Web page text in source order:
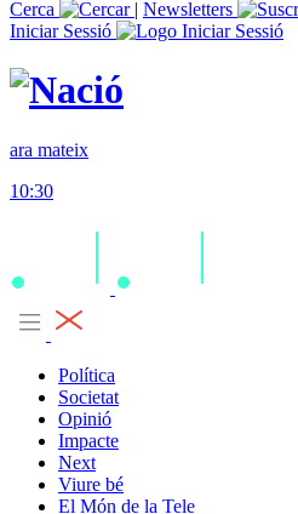
Cerca
| Newsletters
Iniciar Sessió
ara mateix
10:30
Política
Societat
Opinió
Impacte
Next
Viure bé
El Món de la Tele